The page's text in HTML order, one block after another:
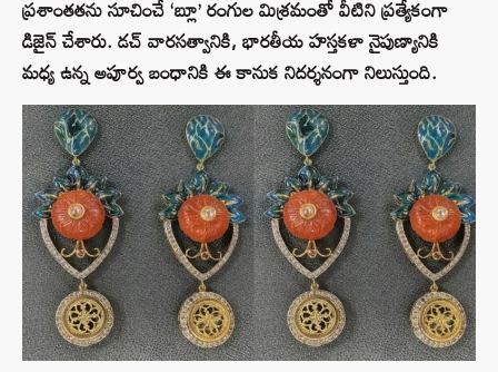
ప్రశాంతతను సూచించే ‘బ్లూ’ రంగుల మిశ్రమంతో వీటిని ప్రత్యేకంగా
డిజైన్ చేశారు. డచ్ వారసత్వానికి, భారతీయ హస్తకళా నైపుణ్యానికి
మధ్య ఉన్న అపూర్వ బంధానికి ఈ కానుక నిదర్శనంగా నిలుస్తుంది.